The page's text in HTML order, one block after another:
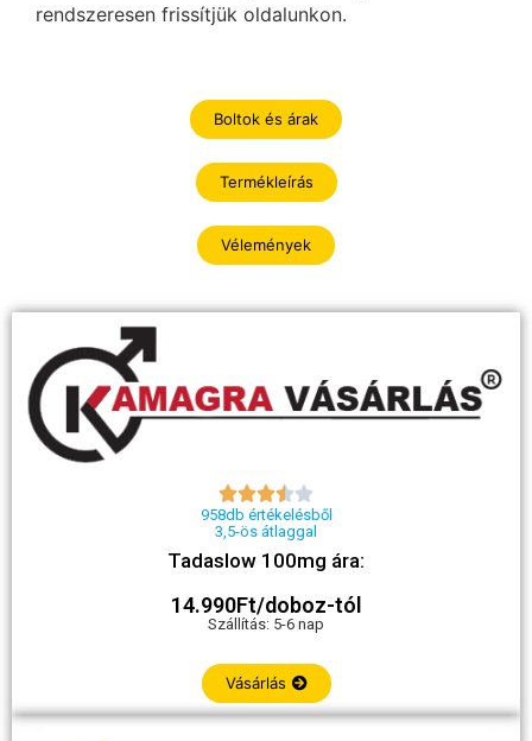
rendszeresen frissítjük oldalunkon.
Boltok és árak
Termékleírás
Vélemények

958db értékelésből
3,5-ös átlaggal
Tadaslow 100mg ára:
14.990Ft/doboz-tól
Szállítás: 5-6 nap
Vásárlás